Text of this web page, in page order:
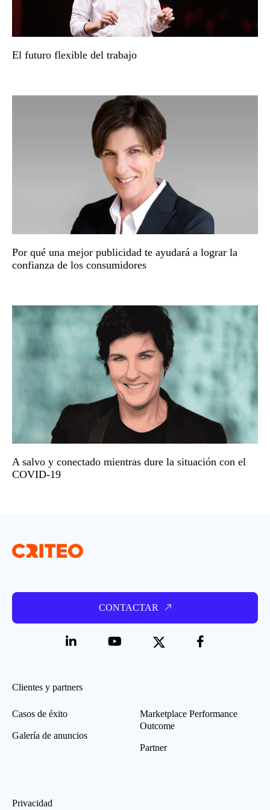
El futuro flexible del trabajo
Por qué una mejor publicidad te ayudará a lograr la
confianza de los consumidores
A salvo y conectado mientras dure la situación con el
COVID-19
CONTACTAR
Clientes y partners
Casos de éxito
Galería de anuncios
Marketplace Performance
Outcome
Partner
Privacidad